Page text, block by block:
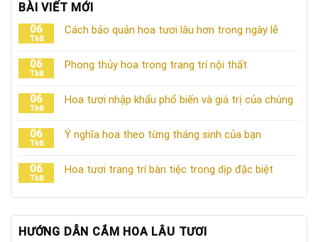
BÀI VIẾT MỚI
06
Th8
Cách bảo quản hoa tươi lâu hơn trong ngày lễ
06
Th8
Phong thủy hoa trong trang trí nội thất
06
Th8
Hoa tươi nhập khẩu phổ biến và giá trị của chúng
06
Th8
Ý nghĩa hoa theo từng tháng sinh của bạn
06
Th8
Hoa tươi trang trí bàn tiệc trong dịp đặc biệt
HƯỚNG DẪN CẮM HOA LÂU TƯƠI